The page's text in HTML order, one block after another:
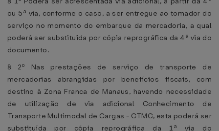
ou 5ª via, conforme o caso, a ser entregue ao tomador do
serviço no momento do embarque da mercadoria, a qual
poderá ser substituída por cópia reprográfica da 4ª via do
documento.
§ 2º Nas prestações de serviço de transporte de
mercadorias abrangidas por benefícios fiscais, com
destino à Zona Franca de Manaus, havendo necessidade
de utilização de via adicional Conhecimento de
Transporte Multimodal de Cargas - CTMC, esta poderá ser
substituída por cópia reprográfica da 1ª via do